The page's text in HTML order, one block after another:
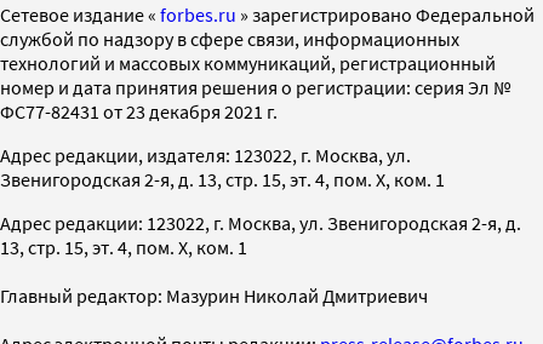
Cетевое издание « forbes.ru » зарегистрировано Федеральной
службой по надзору в сфере связи, информационных
технологий и массовых коммуникаций, регистрационный
номер и дата принятия решения о регистрации: серия Эл №
ФС77-82431 от 23 декабря 2021 г.
Адрес редакции, издателя: 123022, г. Москва, ул.
Звенигородская 2-я, д. 13, стр. 15, эт. 4, пом. X, ком. 1
Адрес редакции: 123022, г. Москва, ул. Звенигородская 2-я, д.
13, стр. 15, эт. 4, пом. X, ком. 1
Главный редактор: Мазурин Николай Дмитриевич